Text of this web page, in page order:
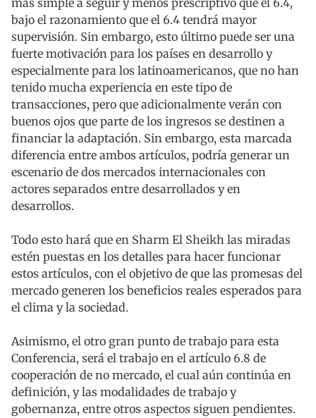
más simple a seguir y menos prescriptivo que el 6.4,
bajo el razonamiento que el 6.4 tendrá mayor
supervisión. Sin embargo, esto último puede ser una
fuerte motivación para los países en desarrollo y
especialmente para los latinoamericanos, que no han
tenido mucha experiencia en este tipo de
transacciones, pero que adicionalmente verán con
buenos ojos que parte de los ingresos se destinen a
financiar la adaptación. Sin embargo, esta marcada
diferencia entre ambos artículos, podría generar un
escenario de dos mercados internacionales con
actores separados entre desarrollados y en
desarrollos.
Todo esto hará que en Sharm El Sheikh las miradas
estén puestas en los detalles para hacer funcionar
estos artículos, con el objetivo de que las promesas del
mercado generen los beneficios reales esperados para
el clima y la sociedad.
Asimismo, el otro gran punto de trabajo para esta
Conferencia, será el trabajo en el artículo 6.8 de
cooperación de no mercado, el cual aún continúa en
definición, y las modalidades de trabajo y
gobernanza, entre otros aspectos siguen pendientes.